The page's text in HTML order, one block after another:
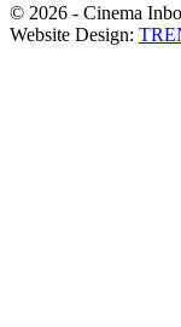
© 2026 - Cinema
Website Design: